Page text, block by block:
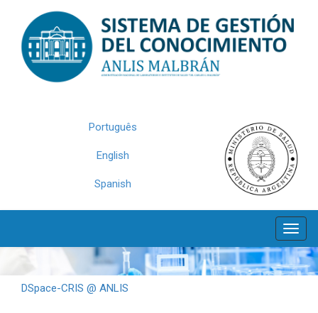
navigation
Português
English
Spanish
DSpace-CRIS @ ANLIS